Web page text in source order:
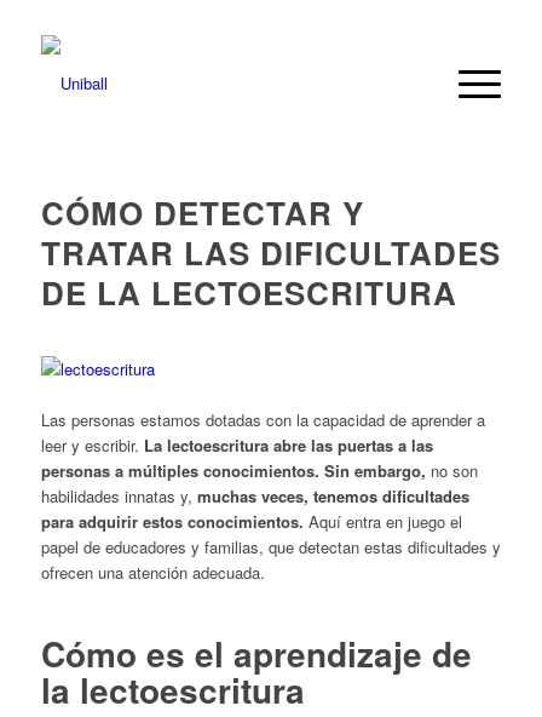
CÓMO DETECTAR Y
TRATAR LAS DIFICULTADES
DE LA LECTOESCRITURA
Las personas estamos dotadas con la capacidad de aprender a
leer y escribir. La lectoescritura abre las puertas a las
personas a múltiples conocimientos. Sin embargo, no son
habilidades innatas y, muchas veces, tenemos dificultades
para adquirir estos conocimientos. Aquí entra en juego el
papel de educadores y familias, que detectan estas dificultades y
ofrecen una atención adecuada.
Cómo es el aprendizaje de
la lectoescritura